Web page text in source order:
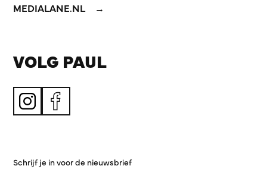
MEDIALANE.NL
VOLG PAUL
Schrijf je in voor de nieuwsbrief